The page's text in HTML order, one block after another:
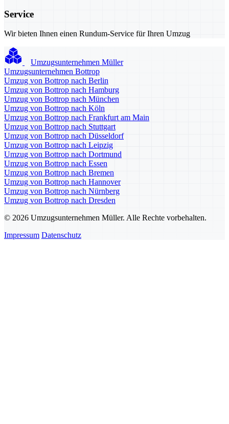
Service
Wir bieten Ihnen einen Rundum-Service für Ihren Umzug
Umzugsunternehmen Müller
Umzugsunternehmen Bottrop
Umzug von Bottrop nach Berlin
Umzug von Bottrop nach Hamburg
Umzug von Bottrop nach München
Umzug von Bottrop nach Köln
Umzug von Bottrop nach Frankfurt am Main
Umzug von Bottrop nach Stuttgart
Umzug von Bottrop nach Düsseldorf
Umzug von Bottrop nach Leipzig
Umzug von Bottrop nach Dortmund
Umzug von Bottrop nach Essen
Umzug von Bottrop nach Bremen
Umzug von Bottrop nach Hannover
Umzug von Bottrop nach Nürnberg
Umzug von Bottrop nach Dresden
© 2026 Umzugsunternehmen Müller. Alle Rechte vorbehalten.
Impressum Datenschutz